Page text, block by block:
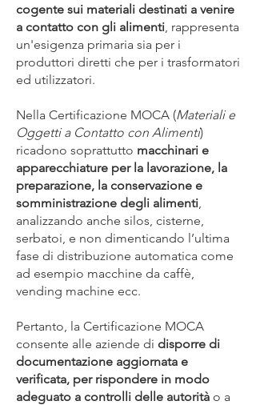
cogente sui materiali destinati a venire
a contatto con gli alimenti, rappresenta
un'esigenza primaria sia per i
produttori diretti che per i trasformatori
ed utilizzatori.
Nella Certificazione MOCA (Materiali e
Oggetti a Contatto con Alimenti)
ricadono soprattutto macchinari e
apparecchiature per la lavorazione, la
preparazione, la conservazione e
somministrazione degli alimenti,
analizzando anche silos, cisterne,
serbatoi, e non dimenticando l’ultima
fase di distribuzione automatica come
ad esempio macchine da caffè,
vending machine ecc.
Pertanto, la Certificazione MOCA
consente alle aziende di disporre di
documentazione aggiornata e
verificata, per rispondere in modo
adeguato a controlli delle autorità o a